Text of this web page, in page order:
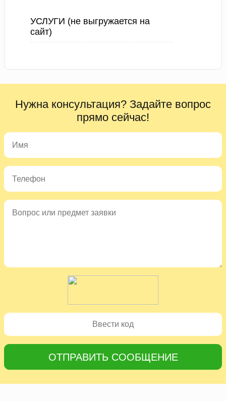
УСЛУГИ (не выгружается на
сайт)
Нужна консультация? Задайте вопрос
прямо сейчас!
ОТПРАВИТЬ СООБЩЕНИЕ